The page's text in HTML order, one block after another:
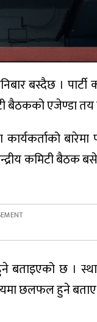
बस्दैछ । पार्टी
बैठकको एजेण्डा तय
कमिटी बैठक
बताइएको छ ।
छलफल हुने बताए